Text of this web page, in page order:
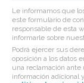
Le informamos que
este formulario de
responsable de esta
informarle sobre
Podrá ejercer sus
oposición a los datos
una reclamación ante
información adicional